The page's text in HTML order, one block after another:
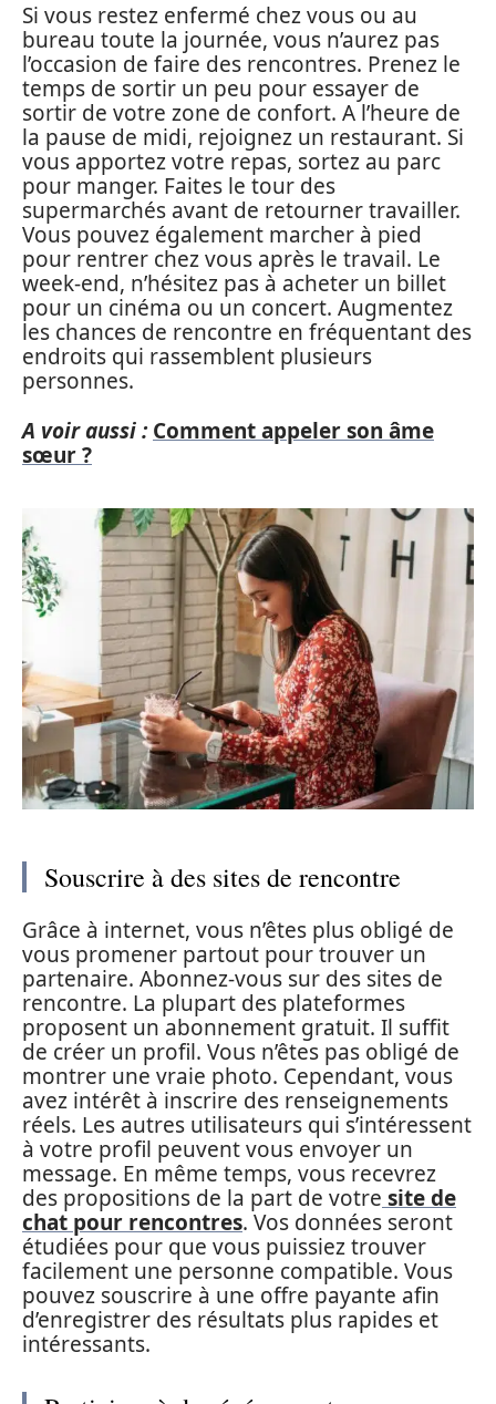
Si vous restez enfermé chez vous ou au
bureau toute la journée, vous n’aurez pas
l’occasion de faire des rencontres. Prenez le
temps de sortir un peu pour essayer de
sortir de votre zone de confort. A l’heure de
la pause de midi, rejoignez un restaurant. Si
vous apportez votre repas, sortez au parc
pour manger. Faites le tour des
supermarchés avant de retourner travailler.
Vous pouvez également marcher à pied
pour rentrer chez vous après le travail. Le
week-end, n’hésitez pas à acheter un billet
pour un cinéma ou un concert. Augmentez
les chances de rencontre en fréquentant des
endroits qui rassemblent plusieurs
personnes.
A voir aussi : Comment appeler son âme
sœur ?
Souscrire à des sites de rencontre
Grâce à internet, vous n’êtes plus obligé de
vous promener partout pour trouver un
partenaire. Abonnez-vous sur des sites de
rencontre. La plupart des plateformes
proposent un abonnement gratuit. Il suffit
de créer un profil. Vous n’êtes pas obligé de
montrer une vraie photo. Cependant, vous
avez intérêt à inscrire des renseignements
réels. Les autres utilisateurs qui s’intéressent
à votre profil peuvent vous envoyer un
message. En même temps, vous recevrez
des propositions de la part de votre site de
chat pour rencontres. Vos données seront
étudiées pour que vous puissiez trouver
facilement une personne compatible. Vous
pouvez souscrire à une offre payante afin
d’enregistrer des résultats plus rapides et
intéressants.